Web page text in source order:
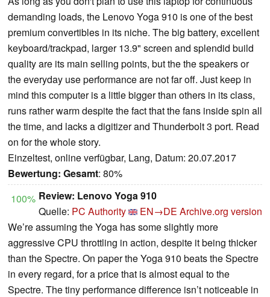
demanding loads, the Lenovo Yoga 910 is one of the best
premium convertibles in its niche. The big battery, excellent
keyboard/trackpad, larger 13.9" screen and splendid build
quality are its main selling points, but the the speakers or
the everyday use performance are not far off. Just keep in
mind this computer is a little bigger than others in its class,
runs rather warm despite the fact that the fans inside spin all
the time, and lacks a digitizer and Thunderbolt 3 port. Read
on for the whole story.
Einzeltest, online verfügbar, Lang, Datum: 20.07.2017
Bewertung: Gesamt: 80%
100% Review: Lenovo Yoga 910
Quelle: PC Authority EN→DE Archive.org version
We’re assuming the Yoga has some slightly more
aggressive CPU throttling in action, despite it being thicker
than the Spectre. On paper the Yoga 910 beats the Spectre
in every regard, for a price that is almost equal to the
Spectre. The tiny performance difference isn’t noticeable in